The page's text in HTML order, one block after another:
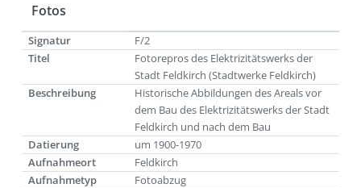
Fotos
Signatur
F/2
Titel
Fotorepros des Elektrizitätswerks der
Stadt Feldkirch (Stadtwerke Feldkirch)
Beschreibung
Historische Abbildungen des Areals vor
dem Bau des Elektrizitätswerks der Stadt
Feldkirch und nach dem Bau
Datierung
um 1900-1970
Aufnahmeort
Feldkirch
Aufnahmetyp
Fotoabzug